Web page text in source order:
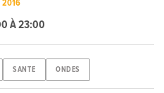
2016
À 23:00
SANTE ONDES